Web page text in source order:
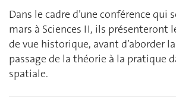
Dans le cadre d’une conférence qui
mars à Sciences II, ils présenteront
de vue historique, avant d’aborder
passage de la théorie à la pratique
spatiale.